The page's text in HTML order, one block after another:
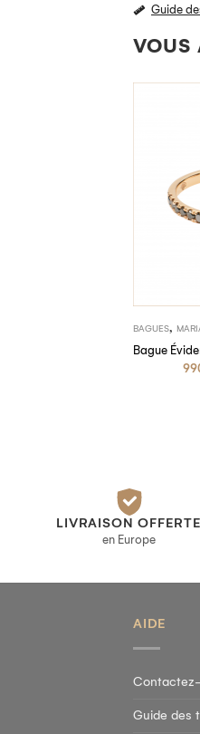
Guide
VOUS
BAGUES,
Bague
LIVRAISON OFFERTE
en Europe
AIDE
Guide des